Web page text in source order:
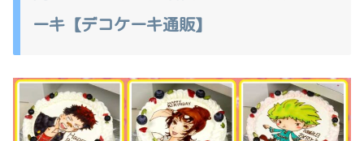
ーキ【デコケーキ通販】